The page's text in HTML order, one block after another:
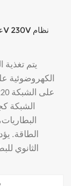
يتم
الشبكة
الطاقة.
الثانوي